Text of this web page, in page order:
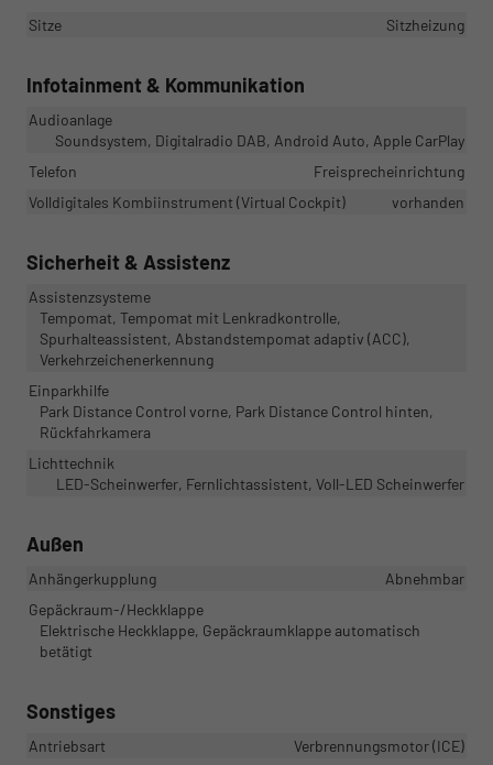
Sitze
Sitzheizung
Infotainment & Kommunikation
Audioanlage
Soundsystem, Digitalradio DAB, Android Auto, Apple CarPlay
Telefon
Freisprecheinrichtung
Volldigitales Kombiinstrument (Virtual Cockpit)
vorhanden
Sicherheit & Assistenz
Assistenzsysteme
Tempomat, Tempomat mit Lenkradkontrolle,
Spurhalteassistent, Abstandstempomat adaptiv (ACC),
Verkehrzeichenerkennung
Einparkhilfe
Park Distance Control vorne, Park Distance Control hinten,
Rückfahrkamera
Lichttechnik
LED-Scheinwerfer, Fernlichtassistent, Voll-LED Scheinwerfer
Außen
Anhängerkupplung
Abnehmbar
Gepäckraum-/Heckklappe
Elektrische Heckklappe, Gepäckraumklappe automatisch
betätigt
Sonstiges
Antriebsart
Verbrennungsmotor (ICE)